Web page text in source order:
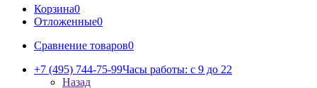
Корзина0
Отложенные0
Сравнение товаров0
+7 (495) 744-75-99Часы работы: c 9 до 22
Назад